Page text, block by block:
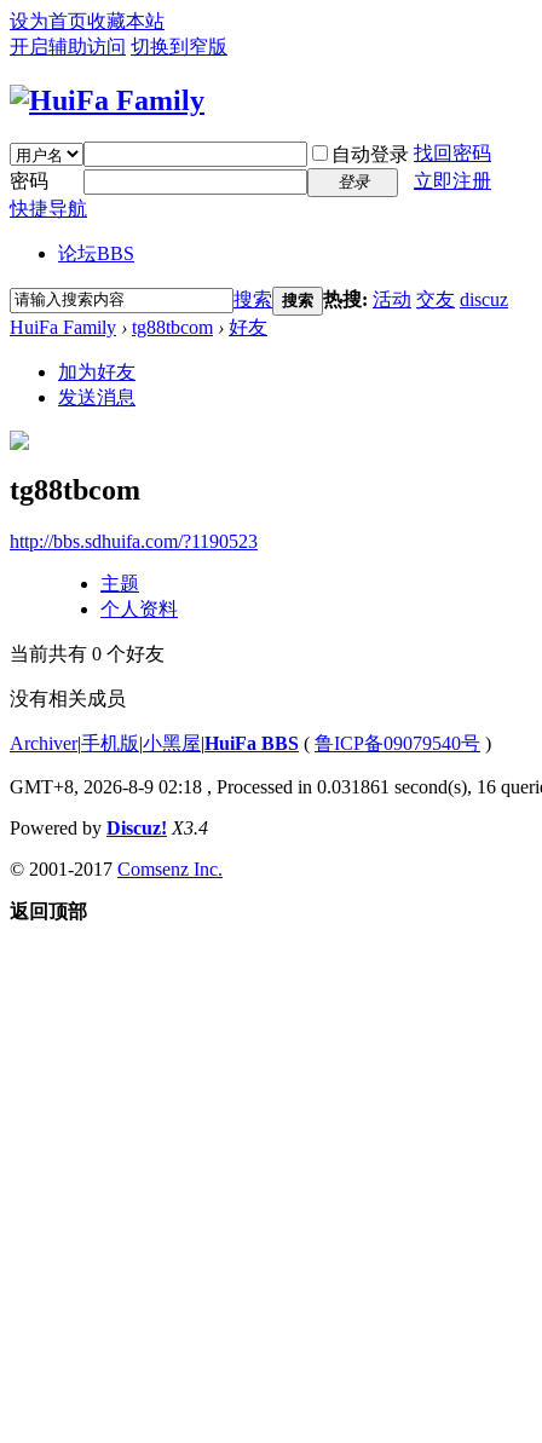
设为首页收藏本站
开启辅助访问 切换到窄版
自动登录 找回密码
密码
登录
立即注册
快捷导航
论坛BBS
搜索 搜索 热搜: 活动 交友 discuz
HuiFa Family › tg88tbcom › 好友
加为好友
发送消息
tg88tbcom
http://bbs.sdhuifa.com/?1190523
主题
个人资料
当前共有 0 个好友
没有相关成员
Archiver|手机版|小黑屋|HuiFa BBS ( 鲁ICP备09079540号 )
GMT+8, 2026-8-9 02:18 , Processed in 0.031861 second(s), 16
Powered by Discuz! X3.4
© 2001-2017 Comsenz Inc.
返回顶部